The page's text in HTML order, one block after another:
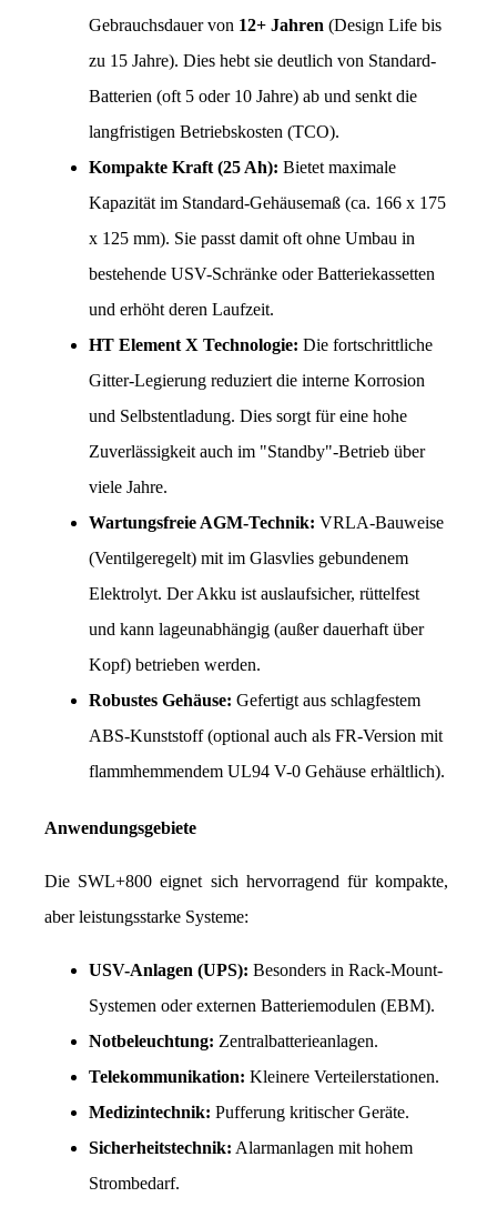
Gebrauchsdauer von 12+ Jahren (Design Life bis
zu 15 Jahre). Dies hebt sie deutlich von Standard-
Batterien (oft 5 oder 10 Jahre) ab und senkt die
langfristigen Betriebskosten (TCO).
Kompakte Kraft (25 Ah): Bietet maximale
Kapazität im Standard-Gehäusemaß (ca. 166 x 175
x 125 mm). Sie passt damit oft ohne Umbau in
bestehende USV-Schränke oder Batteriekassetten
und erhöht deren Laufzeit.
HT Element X Technologie: Die fortschrittliche
Gitter-Legierung reduziert die interne Korrosion
und Selbstentladung. Dies sorgt für eine hohe
Zuverlässigkeit auch im "Standby"-Betrieb über
viele Jahre.
Wartungsfreie AGM-Technik: VRLA-Bauweise
(Ventilgeregelt) mit im Glasvlies gebundenem
Elektrolyt. Der Akku ist auslaufsicher, rüttelfest
und kann lageunabhängig (außer dauerhaft über
Kopf) betrieben werden.
Robustes Gehäuse: Gefertigt aus schlagfestem
ABS-Kunststoff (optional auch als FR-Version mit
flammhemmendem UL94 V-0 Gehäuse erhältlich).
Anwendungsgebiete
Die SWL+800 eignet sich hervorragend für kompakte,
aber leistungsstarke Systeme:
USV-Anlagen (UPS): Besonders in Rack-Mount-
Systemen oder externen Batteriemodulen (EBM).
Notbeleuchtung: Zentralbatterieanlagen.
Telekommunikation: Kleinere Verteilerstationen.
Medizintechnik: Pufferung kritischer Geräte.
Sicherheitstechnik: Alarmanlagen mit hohem
Strombedarf.